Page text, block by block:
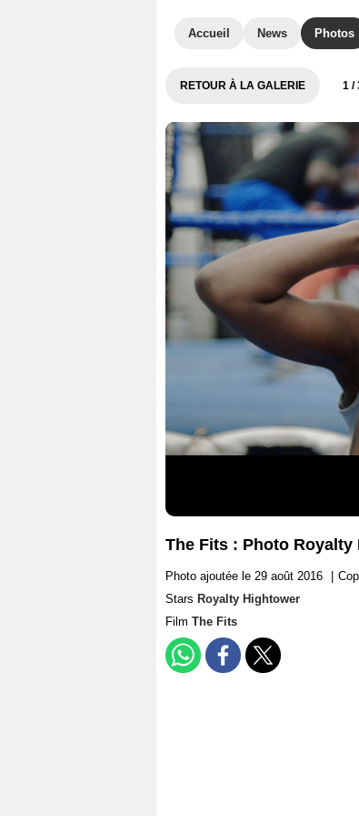
Accueil News Photos
RETOUR À LA GALERIE 1 /
The Fits : Photo Royalty
Photo ajoutée le 29 août 2016
Stars Royalty Hightower
Film The Fits